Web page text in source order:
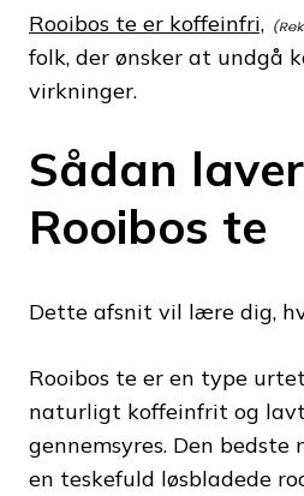
Rooibos te er koffeinfri,
folk, der ønsker at undgå
virkninger.
Sådan
Rooibos te
Dette afsnit vil lære dig,
Rooibos te er en type
naturligt koffeinfrit og
gennemsyres. Den
en teskefuld løsbladede